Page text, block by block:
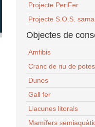
Projecte PeriFer
Projecte S.O.S.
Objectes de
Amfibis
Cranc de riu de
Dunes
Gall fer
Llacunes litorals
Mamífers